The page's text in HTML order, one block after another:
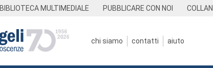
BIBLIOTECA MULTIMEDIALE PUBBLICARE CON NOI
chi siamo contatti aiuto